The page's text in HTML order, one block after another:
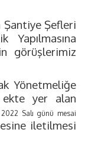
Şantiye Şefleri
Yapılmasına
görüşlerimiz
Yönetmeliğe
yer alan
Salı günü mesai
iletilmesi